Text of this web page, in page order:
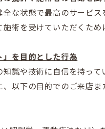
な状態で最高のサービス
術を受けていただくため
」を目的とした行為
知識や技術に自信を持って
以下の目的でのご来店ま